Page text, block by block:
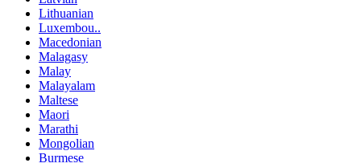
Lithuanian
Luxembou..
Macedonian
Malagasy
Malay
Malayalam
Maltese
Maori
Marathi
Mongolian
Burmese